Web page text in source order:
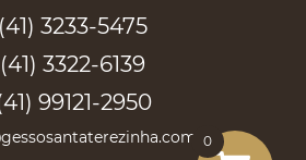
3233-5475
3322-6139
99121-2950
0